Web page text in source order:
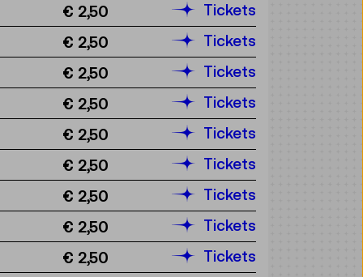
€ 2,50
Tickets
€ 2,50
Tickets
€ 2,50
Tickets
€ 2,50
Tickets
€ 2,50
Tickets
€ 2,50
Tickets
€ 2,50
Tickets
€ 2,50
Tickets
€ 2,50
Tickets